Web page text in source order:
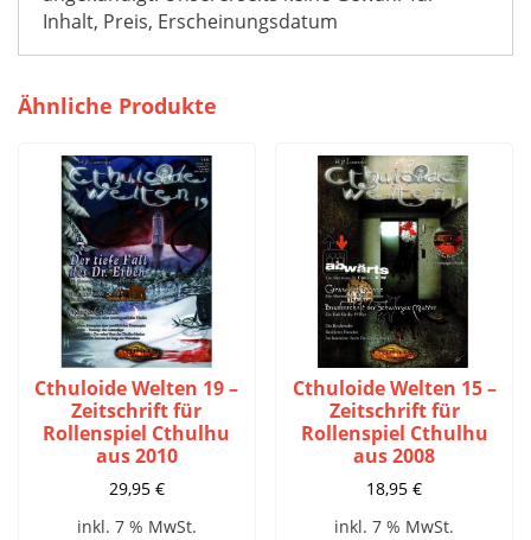
Inhalt, Preis, Erscheinungsdatum
Ähnliche Produkte
Cthuloide Welten 19 –
Zeitschrift für
Rollenspiel Cthulhu
aus 2010
29,95 €
inkl. 7 % MwSt.
Cthuloide Welten 15 –
Zeitschrift für
Rollenspiel Cthulhu
aus 2008
18,95€
inkl. 7 % MwSt.